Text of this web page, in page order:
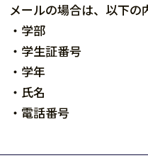
メールの場合は、以下の
・学部
・学生証番号
・学年
・氏名
・電話番号